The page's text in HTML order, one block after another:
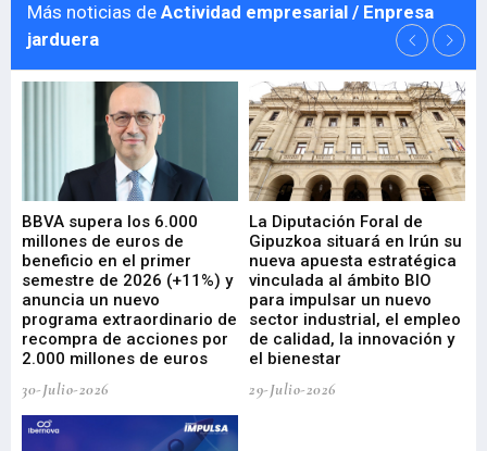
Más noticias de Actividad empresarial / Enpresa
jarduera
BBVA supera los 6.000
millones de euros de
beneficio en el primer
semestre de 2026 (+11%) y
anuncia un nuevo
programa extraordinario de
recompra de acciones por
2.000 millones de euros
30-Julio-2026
La Diputación Foral de
Gipuzkoa situará en Irún su
nueva apuesta estratégica
vinculada al ámbito BIO
para impulsar un nuevo
sector industrial, el empleo
de calidad, la innovación y
el bienestar
29-Julio-2026